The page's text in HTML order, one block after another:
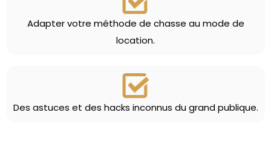
Adapter votre méthode de chasse au mode de
location.
Des astuces et des hacks inconnus du grand publique.